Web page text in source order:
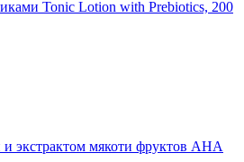
Tonic Lotion with Prebiotics, 200
экстрактом мякоти фруктов AHA